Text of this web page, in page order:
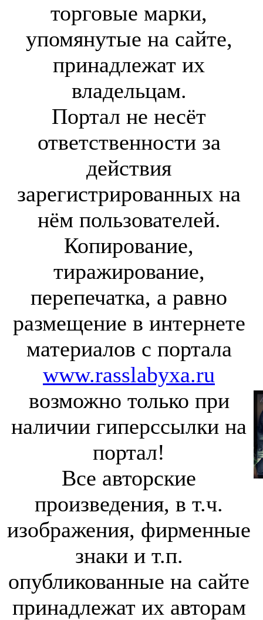
торговые марки,
упомянутые на сайте,
принадлежат их
владельцам.
Портал не несёт
ответственности за
действия
зарегистрированных на
нём пользователей.
Копирование,
тиражирование,
перепечатка, а равно
размещение в интернете
материалов с портала
www.rasslabyxa.ru
возможно только при
наличии гиперссылки на
портал!
Все авторские
произведения, в т.ч.
изображения, фирменные
знаки и т.п.
опубликованные на сайте
принадлежат их авторам